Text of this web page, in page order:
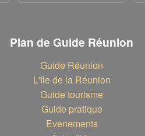
Plan de Guide Réunion
Guide Réunion
L'île de la Réunion
Guide tourisme
Guide pratique
Evenements